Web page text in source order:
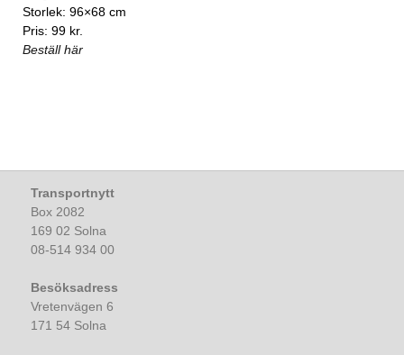
Storlek: 96×68 cm
Pris: 99 kr.
Beställ här
Transportnytt
Box 2082
169 02 Solna
08-514 934 00
Besöksadress
Vretenvägen 6
171 54 Solna